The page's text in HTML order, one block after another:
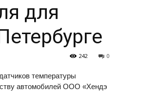
для
0
242
температуры
автомобилей ООО «Хендэ